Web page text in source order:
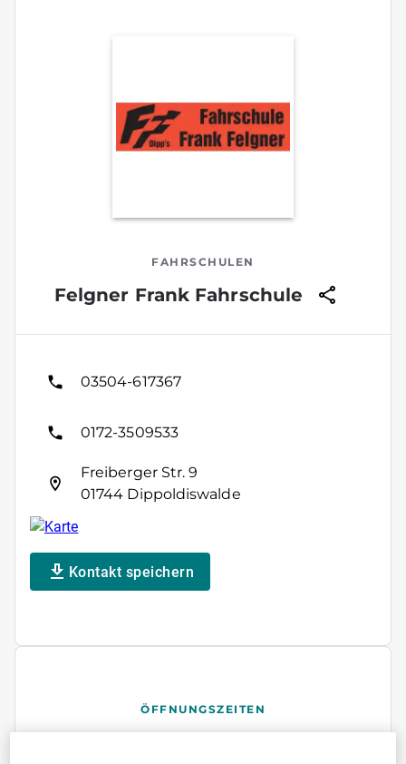
FAHRSCHULEN
Felgner Frank Fahrschule
03504-617367
0172-3509533
Freiberger Str. 9
01744 Dippoldiswalde
Kontakt speichern
ÖFFNUNGSZEITEN